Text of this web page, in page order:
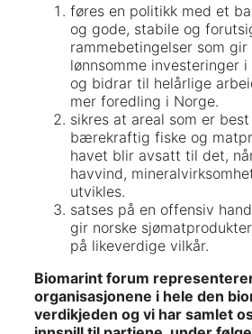
føres en politikk med et
og gode, stabile og
rammebetingelser som
lønnsomme investeringer
og bidrar til helårlige
mer foredling i Norge.
sikres at areal som er
bærekraftig fiske og
havet blir avsatt til det,
havvind,
utvikles.
satses på en offensiv
gir norske
på likeverdige vilkår.
Biomarint forum
organisasjonene i hele den
verdikjeden og vi har samlet